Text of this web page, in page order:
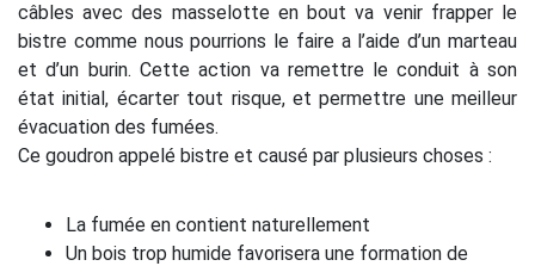
câbles avec des masselotte en bout va venir frapper le
bistre comme nous pourrions le faire a l’aide d’un marteau
et d’un burin. Cette action va remettre le conduit à son
état initial, écarter tout risque, et permettre une meilleur
évacuation des fumées.
Ce goudron appelé bistre et causé par plusieurs choses :
La fumée en contient naturellement
Un bois trop humide favorisera une formation de